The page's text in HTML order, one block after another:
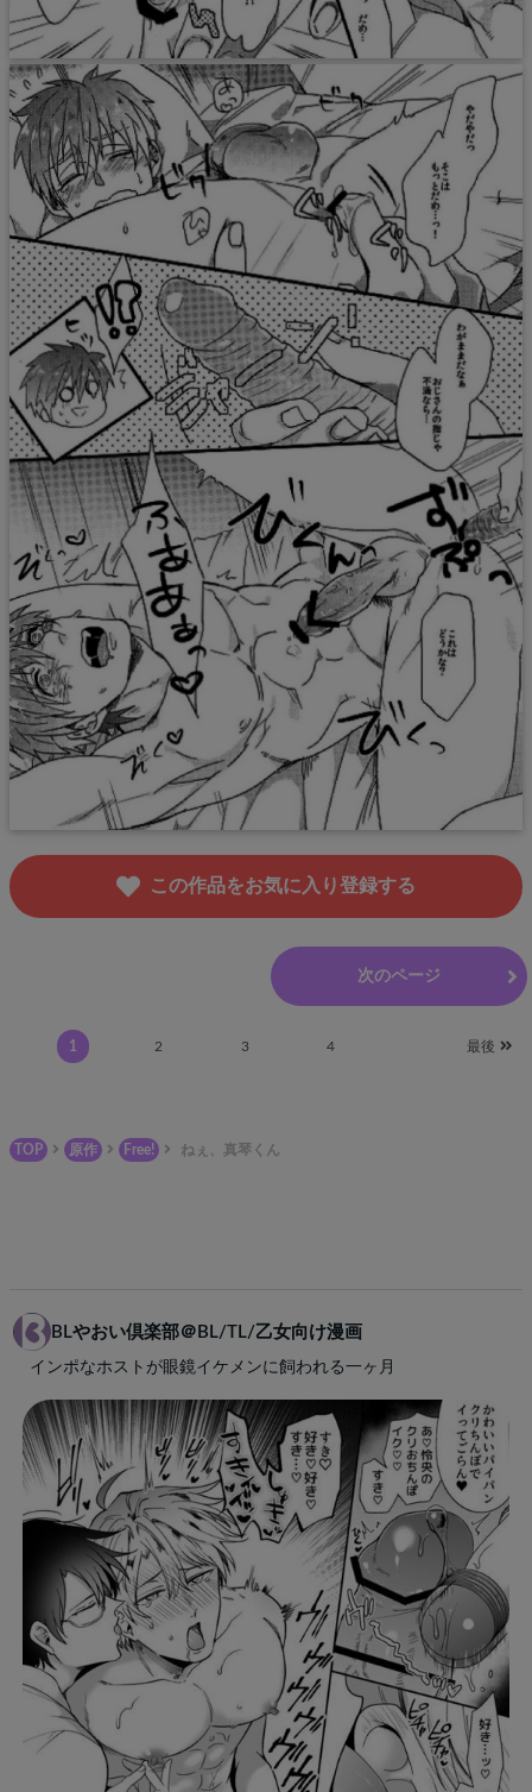
この作品をお気に入り登録する
次のページ
1 2 3 4 最後
TOP 原作 Free! ねぇ、真琴くん
BLやおい倶楽部＠BL/TL/乙女向け漫画
インポなホストが眼鏡イケメンに飼われる一ヶ月